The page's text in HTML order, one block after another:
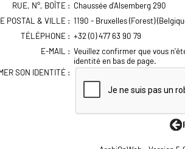
RUE, N°, BOÎTE : Chaussée d'Alsemberg 290
POSTAL & VILLE : 1190 - Bruxelles (Forest)
TÉLÉPHONE : +32 (0) 477 63 90 79
E-MAIL : Veuillez confirmer que vous
identité en bas de page.
SON IDENTITÉ :